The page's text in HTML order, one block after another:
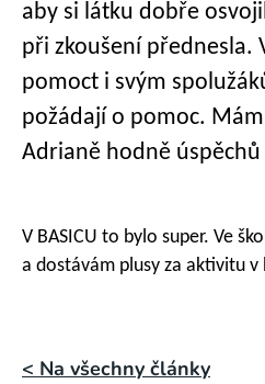
aby si látku dobře
při zkoušení přednesla.
pomoct i svým
požádají o pomoc.
Adrianě hodně
V BASICU to bylo super. Ve
a dostávám plusy za aktivitu v
< Na všechny články